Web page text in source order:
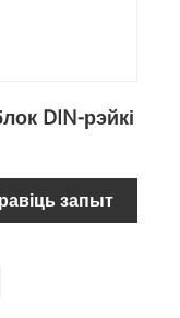
DIN-рэйкі
запыт